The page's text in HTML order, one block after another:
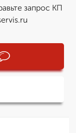
запрос КП